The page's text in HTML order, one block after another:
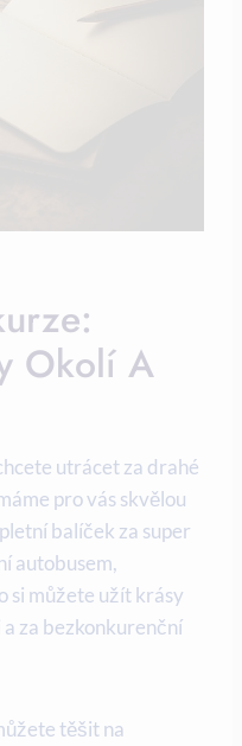
Okolí A‌
utrácet za ‌drahé
pro vás skvělou
balíček za super
autobusem,
si můžete užít krásy‌
za⁢ bezkonkurenční
těšit na